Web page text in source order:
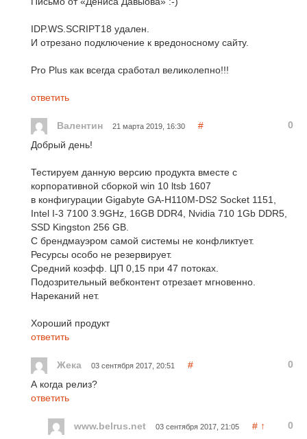
IDP.WS.SCRIPT18 удален.
И отрезано подключение к вредоносному сайту.
Pro Plus как всегда сработал великолепно!!!
ответить
Валентин 21 марта 2019, 16:30 #
0
Добрый день!
Тестируем данную версию продукта вместе с
корпоративной сборкой win 10 ltsb 1607
в конфигурации Gigabyte GA-H110M-DS2 Socket 1151,
Intel I-3 7100 3.9GHz, 16GB DDR4, Nvidia 710 1Gb DDR5,
SSD Kingston 256 GB.
С брендмауэром самой системы не конфликтует.
Ресурсы особо не резервирует.
Средний коэфф. ЦП 0,15 при 47 потоках.
Подозрительный вебконтент отрезает мгновенно.
Нареканий нет.
Хороший продукт
ответить
Жека 03 сентября 2017, 20:51 #
0
А когда релиз?
ответить
www.belrus.net 03 сентября 2017, 21:05 # ↑ 0